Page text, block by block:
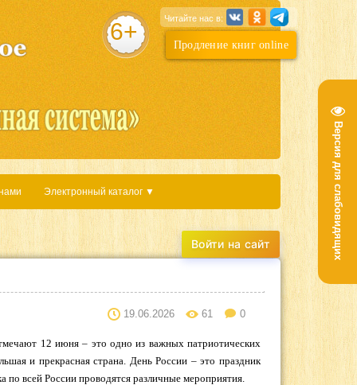
Версия для слабовидящих
Продление книг online
6+ Читайте нас в:
Электронный каталог ▼
19.06.2026 61 0
12 июня – это одно из важных патриотических
и прекрасная страна. День России – это праздник
всей России проводятся различные мероприятия.